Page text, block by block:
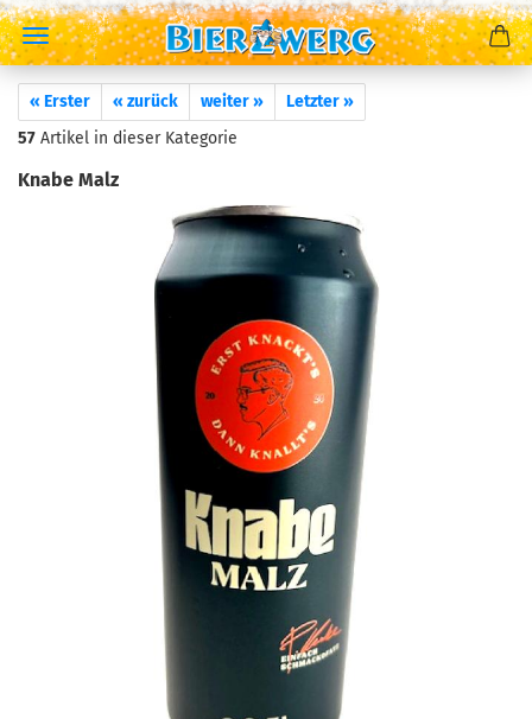
« Erster « zurück weiter »
Letzter »
57 Artikel in dieser Kategorie
Knabe Malz